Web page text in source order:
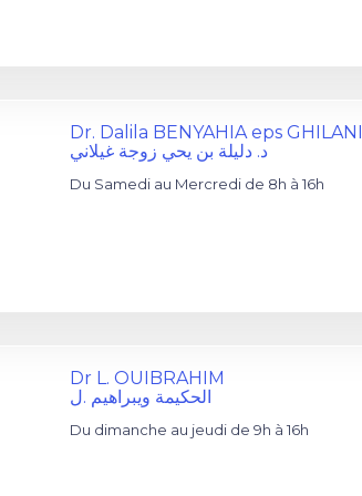
Dr. Dalila BENYAHIA eps GHILANI
د. دليلة بن يحي زوجة غيلاني
Du Samedi au Mercredi de 8h à 16h
Dr L. OUIBRAHIM
الحكيمة ويبراهيم .ل
Du dimanche au jeudi de 9h à 16h